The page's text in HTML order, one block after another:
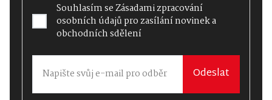
Souhlasím seZásadami zpracování
osobních údajůpro zasílání novinek a
obchodních sdělení
Odeslat